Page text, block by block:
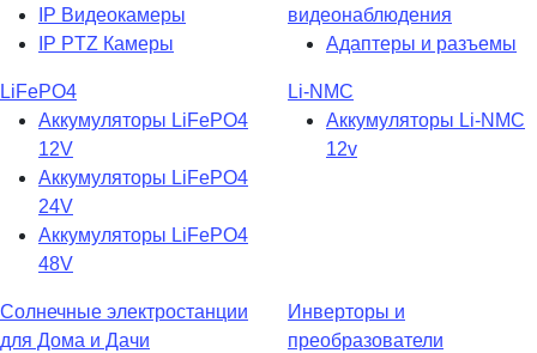
IP Видеокамеры
IP PTZ Камеры
видеонаблюдения
Адаптеры и разъемы
LiFePO4
Аккумуляторы LiFePO4
12V
Аккумуляторы LiFePO4
24V
Аккумуляторы LiFePO4
48V
Li-NMC
Аккумуляторы Li-NMC
12v
Солнечные электростанции
для Дома и Дачи
Инверторы и
преобразователи